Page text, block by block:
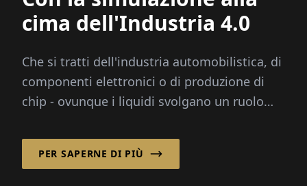
cima dell'Industria 4.0
Che si tratti dell'industria automobilistica, di
componenti elettronici o di produzione di
chip - ovunque i liquidi svolgano un ruolo
PER SAPERNE DI PIÙ